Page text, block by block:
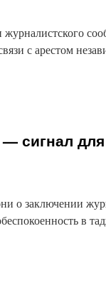
с арестом
сигнал для
о заключении
в